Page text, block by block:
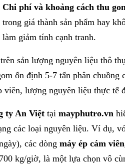
Chi phí và khoảng cách thu
trong giá thành sản phẩm hay
làm giảm tính cạnh tranh.
sản lượng nguyên liệu thô
ổn định 5-7 tấn phân
viên, lượng nguyên liệu thực tế
ty An Việt tại mayphutro.vn
các loại nguyên liệu. Ví dụ,
các dòng máy ép cám
kg/giờ, là một lựa chọn vô